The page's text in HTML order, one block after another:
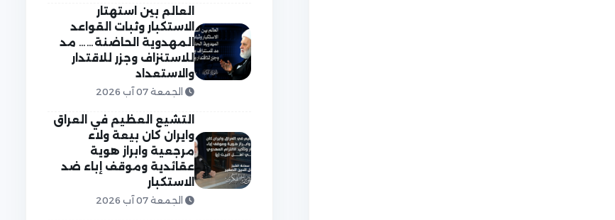
العالم بين استهتار
الاستكبار وثبات القواعد
المهدوية الحاضنة…… مد
للاستنزاف وجزر للاقتدار
والاستعداد
الجمعة 07 آب 2026
التشيع العظيم في العراق
وايران كان بيعة ولاء
مرجعية وابراز هوية
عقائدية وموقف إباء ضد
الاستكبار
الجمعة 07 آب 2026